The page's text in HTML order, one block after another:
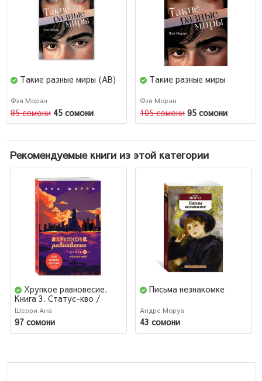
Такие разные миры (AB)
Фэя Моран
85 сомони 45 сомони
Такие разные миры
Фэя Моран
105 сомони 95 сомони
Рекомендуемые книги из этой категории
Хрупкое равновесие.
Книга 3. Статус-кво /
Одно небо на двоих
Шерри Ана
97 сомони
Письма незнакомке
Андре Моруа
43 сомони